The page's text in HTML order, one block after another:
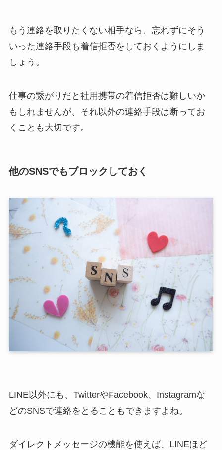
もう連絡を取りたくない相手なら、忘れずにそう
いった連絡手段も着信拒否をしておくようにしま
しょう。
仕事の繋がりだと社用携帯の着信拒否は難しいか
もしれませんが、それ以外の連絡手段は断ってお
くことも大切です。
他のSNSでもブロックしておく
LINE以外にも、TwitterやFacebook、Instagramな
どのSNSで連絡をとることもできますよね。
ダイレクトメッセージの機能を使えば、LINEほど